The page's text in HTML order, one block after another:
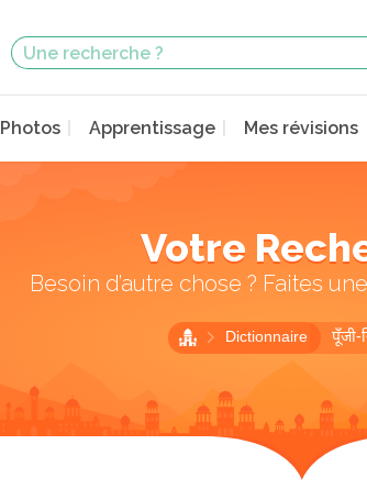
Photos Apprentissage Mes révisions
Votre
Besoin d’autre chose ? Faites
Dictionnaire पूँजी-